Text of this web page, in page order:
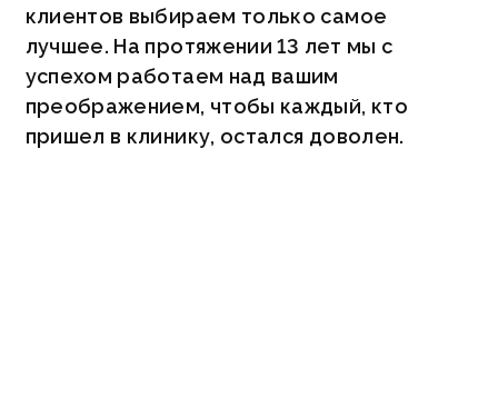
клиентов выбираем только самое
лучшее. На протяжении 13 лет мы с
успехом работаем над вашим
преображением, чтобы каждый, кто
пришел в клинику, остался доволен.